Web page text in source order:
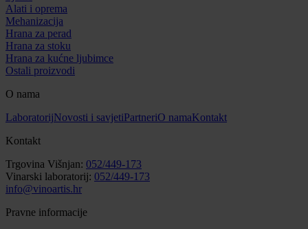
Alati i oprema
Mehanizacija
Hrana za perad
Hrana za stoku
Hrana za kućne ljubimce
Ostali proizvodi
O nama
LaboratorijNovosti i savjetiPartneriO namaKontakt
Kontakt
Trgovina Višnjan: 052/449-173
Vinarski laboratorij: 052/449-173
info@vinoartis.hr
Pravne informacije